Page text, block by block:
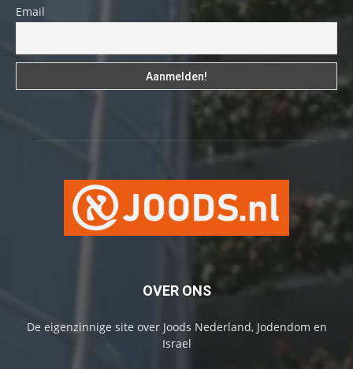
Email
OVER ONS
De eigenzinnige site over Joods Nederland, Jodendom en
Israel